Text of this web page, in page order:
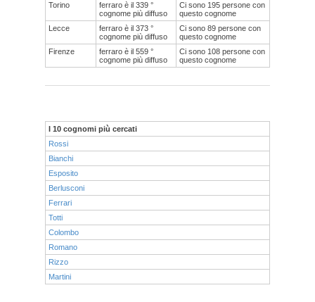
Torino
ferraro è il 339 °
cognome più diffuso
Ci sono 195 persone con
questo cognome
Lecce
ferraro è il 373 °
cognome più diffuso
Ci sono 89 persone con
questo cognome
Firenze
ferraro è il 559 °
cognome più diffuso
Ci sono 108 persone con
questo cognome
I 10 cognomi più cercati
Rossi
Bianchi
Esposito
Berlusconi
Ferrari
Totti
Colombo
Romano
Rizzo
Martini